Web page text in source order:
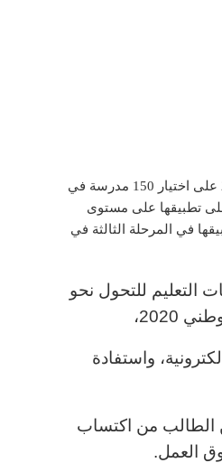
فيما يأتي تطبيق هذا البرنامج على عدة مراحل ؛ بداية يتم تطبيقه في العام الدراسي 2017 – 2018 على اختيار 150 مدرسة في
على تطبيقها على مستوى
تجري على 1500 مدرسة ، حتى يتم تطبيقها في المرحلة الثالثة في
التعليم للتحول نحو
الكترونية، واستفادة
الطالب من اكتساب
العمل.